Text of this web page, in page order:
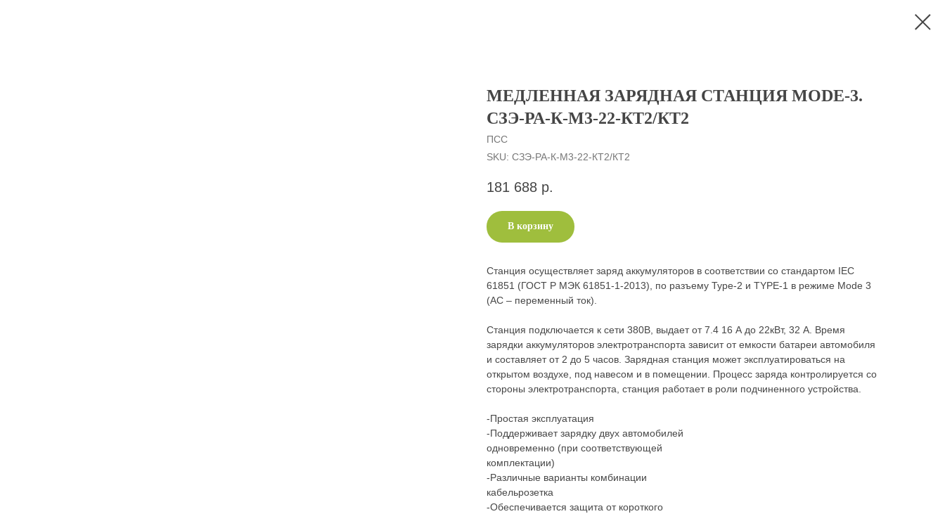
МЕДЛЕННАЯ ЗАРЯДНАЯ СТАНЦИЯ MODE-3.
СЗЭ-РА-К-М3-22-КT2/КТ2
ПСС
SKU: СЗЭ-РА-К-М3-22-КT2/КТ2
181 688 р.
В корзину
Станция осуществляет заряд аккумуляторов в соответствии со стандартом IEC
61851 (ГОСТ Р МЭК 61851-1-2013), по разъему Type-2 и TYPE-1 в режиме Mode 3
(AC – переменный ток).
Станция подключается к сети 380В, выдает от 7.4 16 А до 22кВт, 32 А. Время
зарядки аккумуляторов электротранспорта зависит от емкости батареи автомобиля
и составляет от 2 до 5 часов. Зарядная станция может эксплуатироваться на
открытом воздухе, под навесом и в помещении. Процесс заряда контролируется со
стороны электротранспорта, станция работает в роли подчиненного устройства.
-Простая эксплуатация
-Поддерживает зарядку двух автомобилей
одновременно (при соответствующей
комплектации)
-Различные варианты комбинации
кабельрозетка
-Обеспечивается защита от короткого